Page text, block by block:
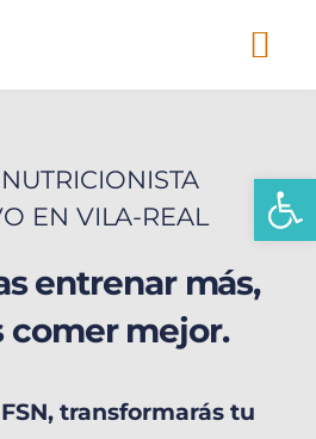
Abrir
EN VILA-REAL
entrenar más,
comer mejor.
transformarás tu